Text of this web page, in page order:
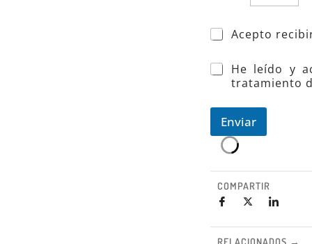
Acepto
* He leído y
tratamiento
Enviar
COMPARTIR